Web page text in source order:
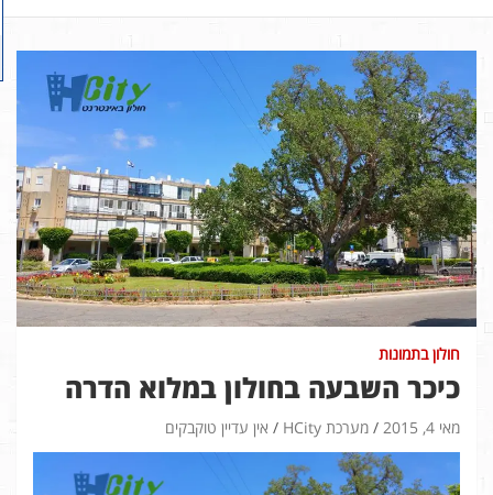
חולון בתמונות
כיכר השבעה בחולון במלוא הדרה
מאי 4, 2015 מערכת HCity אין עדיין טוקבקים